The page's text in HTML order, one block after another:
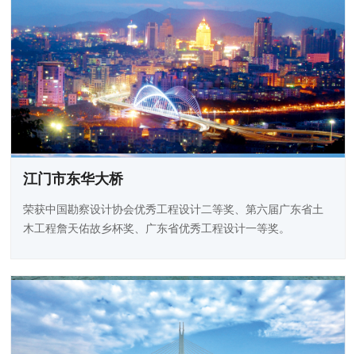
江门市东华大桥
荣获中国勘察设计协会优秀工程设计二等奖、第六届广东省土
木工程詹天佑故乡杯奖、广东省优秀工程设计一等奖。